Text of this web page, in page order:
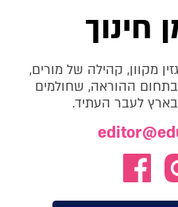
חינוך
מקוון, קהילה של מורים,
בתחום ההוראה, שחולמים
לעבר העתיד.